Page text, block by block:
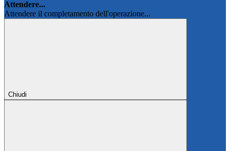
Attendere...
Attendere il completamento dell'operazione...
Chiudi